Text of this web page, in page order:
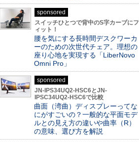
sponsored
スイッチひとつで背中のS字カーブにフ
ィット！
腰を気にする長時間デスクワーカ
ーのための次世代チェア。理想の
座り心地を実現する「LiberNovo
Omni Pro」
sponsored
JN-IPS34UQ2-HSC6とJN-
IPSC34UQ2-HSC6で比較
曲面（湾曲）ディスプレーってな
にがすごいの？一般的な平面モデ
ルとの見え方の違いや曲率（R）
の意味、選び方を解説